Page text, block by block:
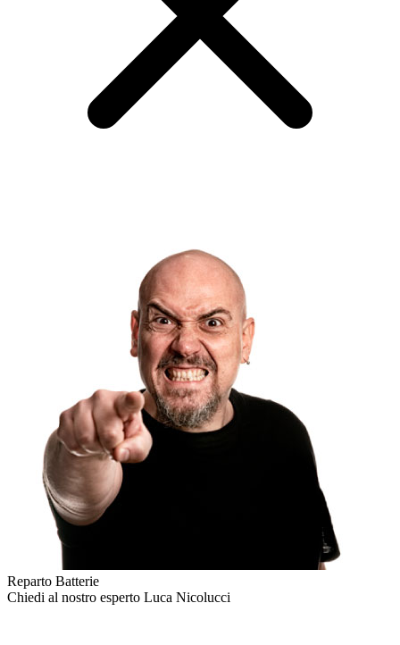
Reparto Batterie
Chiedi al nostro esperto Luca Nicolucci